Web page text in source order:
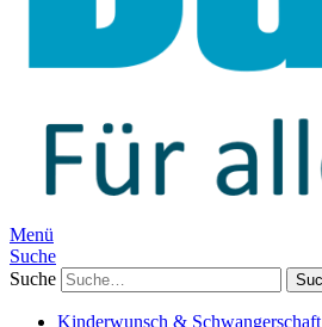
Menü
Suche
Suche
Kinderwunsch & Schwangerschaft